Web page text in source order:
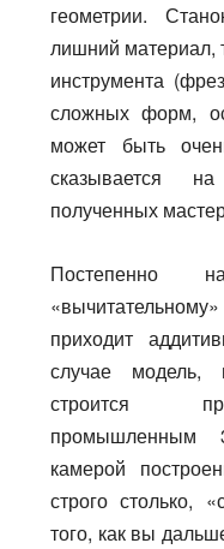
геометрии.
лишний материал,
инструмента
сложных форм,
может быть
сказывается
полученных
Постепенно
приходит
случае модель,
строится
промышленным
камерой
строго столько,
того, как вы